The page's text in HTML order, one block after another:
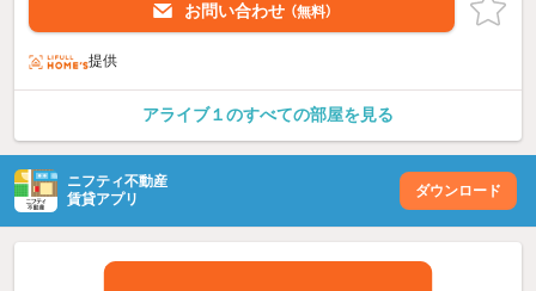
お問い合わせ （無料）
提供
アライブ１のすべての部屋を見る
ニフティ不動産
賃貸アプリ
ダウンロード